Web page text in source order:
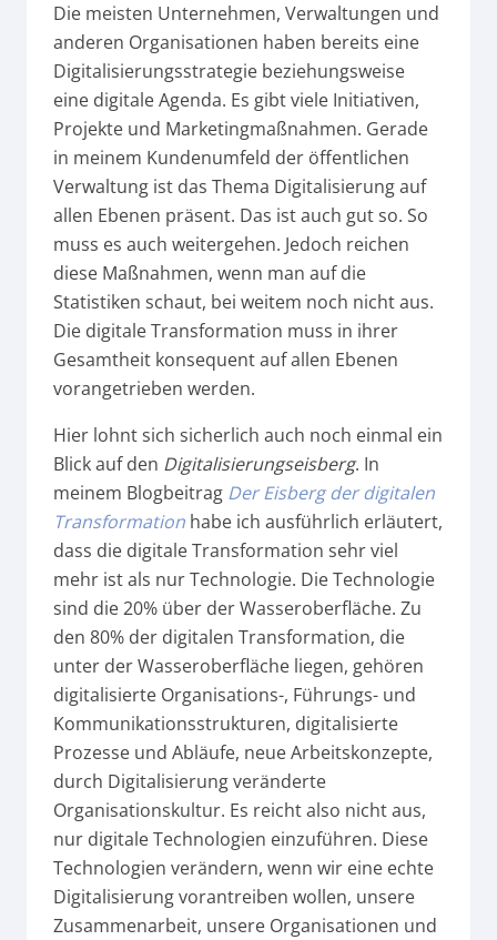
Die meisten Unternehmen, Verwaltungen und
anderen Organisationen haben bereits eine
Digitalisierungsstrategie beziehungsweise
eine digitale Agenda. Es gibt viele Initiativen,
Projekte und Marketingmaßnahmen. Gerade
in meinem Kundenumfeld der öffentlichen
Verwaltung ist das Thema Digitalisierung auf
allen Ebenen präsent. Das ist auch gut so. So
muss es auch weitergehen. Jedoch reichen
diese Maßnahmen, wenn man auf die
Statistiken schaut, bei weitem noch nicht aus.
Die digitale Transformation muss in ihrer
Gesamtheit konsequent auf allen Ebenen
vorangetrieben werden.
Hier lohnt sich sicherlich auch noch einmal ein
Blick auf den Digitalisierungseisberg. In
meinem Blogbeitrag Der Eisberg der digitalen
Transformation habe ich ausführlich erläutert,
dass die digitale Transformation sehr viel
mehr ist als nur Technologie. Die Technologie
sind die 20% über der Wasseroberfläche. Zu
den 80% der digitalen Transformation, die
unter der Wasseroberfläche liegen, gehören
digitalisierte Organisations-, Führungs- und
Kommunikationsstrukturen, digitalisierte
Prozesse und Abläufe, neue Arbeitskonzepte,
durch Digitalisierung veränderte
Organisationskultur. Es reicht also nicht aus,
nur digitale Technologien einzuführen. Diese
Technologien verändern, wenn wir eine echte
Digitalisierung vorantreiben wollen, unsere
Zusammenarbeit, unsere Organisationen und